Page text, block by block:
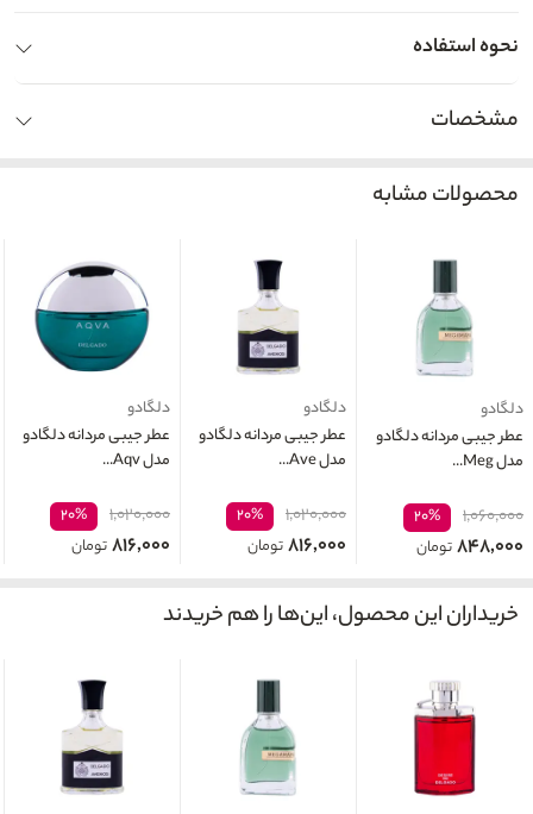
نحوه استفاده
مشخصات
محصولات مشابه
دلگادو
عطر جیبی مردانه دلگادو
مدل Meg...
۱,۰۶۰,۰۰۰ ۲۰%
۸۴۸,۰۰۰تومان
دلگادو
عطر جیبی مردانه دلگادو
مدل Ave...
۱,۰۲۰,۰۰۰ ۲۰%
۸۱۶,۰۰۰تومان
دلگادو
عطر جیبی مردانه دلگادو
مدل Aqv...
۱,۰۲۰,۰۰۰ ۲۰%
۸۱۶,۰۰۰تومان
خریداران این محصول، این‌ها را هم خریدند